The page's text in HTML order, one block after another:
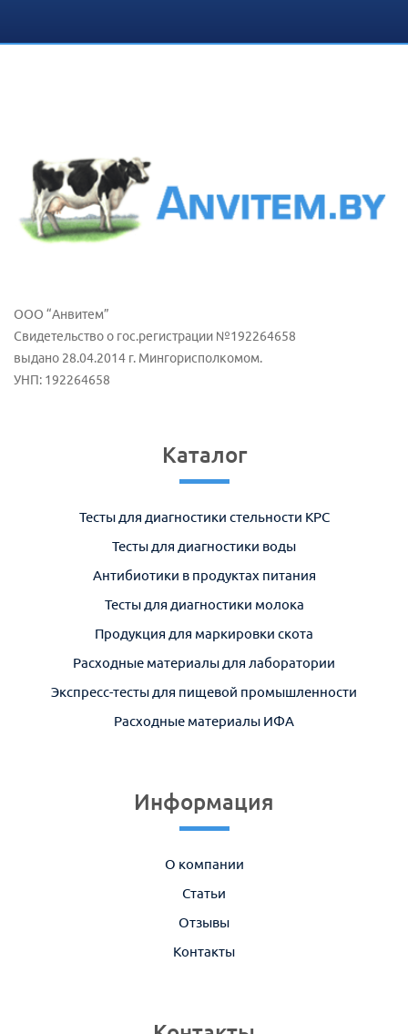
ООО “Анвитем”
Свидетельство о гос.регистрации №192264658
выдано 28.04.2014 г. Мингорисполкомом.
УНП: 192264658
Каталог
Тесты для диагностики стельности КРС
Тесты для диагностики воды
Антибиотики в продуктах питания
Тесты для диагностики молока
Продукция для маркировки скота
Расходные материалы для лаборатории
Экспресс-тесты для пищевой промышленности
Расходные материалы ИФА
Информация
О компании
Статьи
Отзывы
Контакты